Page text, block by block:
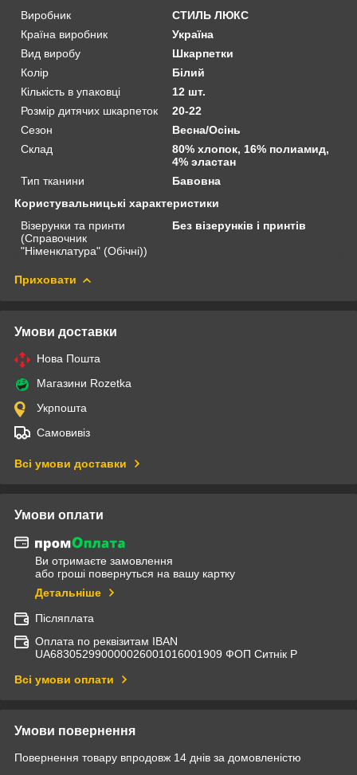
Виробник
СТИЛЬ ЛЮКС
Країна виробник
Україна
Вид виробу
Шкарпетки
Колір
Білий
Кількість в упаковці
12 шт.
Розмір дитячих шкарпеток
20-22
Сезон
Весна/Осінь
Склад
80% хлопок, 16% полиамид,
4% эластан
Тип тканини
Бавовна
Користувальницькі характеристики
Візерунки та принти
(Справочник
"Німенклатура" (Обічні))
Без візерунків і принтів
Приховати
Умови доставки
Нова Пошта
Магазини Rozetka
Укрпошта
Самовивіз
Всі умови доставки
Умови оплати
Ви отримаєте замовлення
або гроші повернуться на вашу картку
Детальніше
Післяплата
Оплата по реквізитам IBAN
UА683052990000026001016001909 ФОП Ситнік Р
Всі умови оплати
Умови повернення
Повернення товару впродовж 14 днів за домовленістю